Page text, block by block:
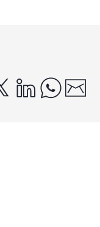
x linkedin